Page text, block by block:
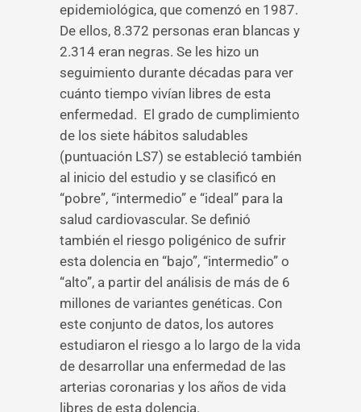
epidemiológica, que comenzó en 1987.
De ellos, 8.372 personas eran blancas y
2.314 eran negras. Se les hizo un
seguimiento durante décadas para ver
cuánto tiempo vivían libres de esta
enfermedad. El grado de cumplimiento
de los siete hábitos saludables
(puntuación LS7) se estableció también
al inicio del estudio y se clasificó en
“pobre”, “intermedio” e “ideal” para la
salud cardiovascular. Se definió
también el riesgo poligénico de sufrir
esta dolencia en “bajo”, “intermedio” o
“alto”, a partir del análisis de más de 6
millones de variantes genéticas. Con
este conjunto de datos, los autores
estudiaron el riesgo a lo largo de la vida
de desarrollar una enfermedad de las
arterias coronarias y los años de vida
libres de esta dolencia.